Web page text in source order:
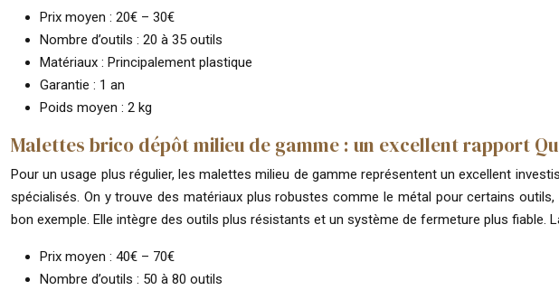
Prix moyen : 20€ – 30€
Nombre d’outils : 20 à 35 outils
Matériaux : Principalement plastique
Garantie : 1 an
Poids moyen : 2 kg
Malettes brico dépôt milieu de gamme : un excellent rapport
Pour un usage plus régulier, les malettes milieu de gamme représentent un excellent
spécialisés. On y trouve des matériaux plus robustes comme le métal pour certains
bon exemple. Elle intègre des outils plus résistants et un système de fermeture plus fiable.
Prix moyen : 40€ – 70€
Nombre d’outils : 50 à 80 outils